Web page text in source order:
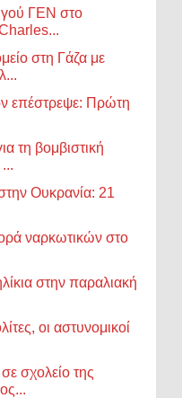
ΓΕΝ στο
στη Γάζα με
επέστρεψε: Πρώτη
τη βομβιστική
Ουκρανία: 21
ναρκωτικών στο
στην παραλιακή
οι αστυνομικοί
σχολείο της